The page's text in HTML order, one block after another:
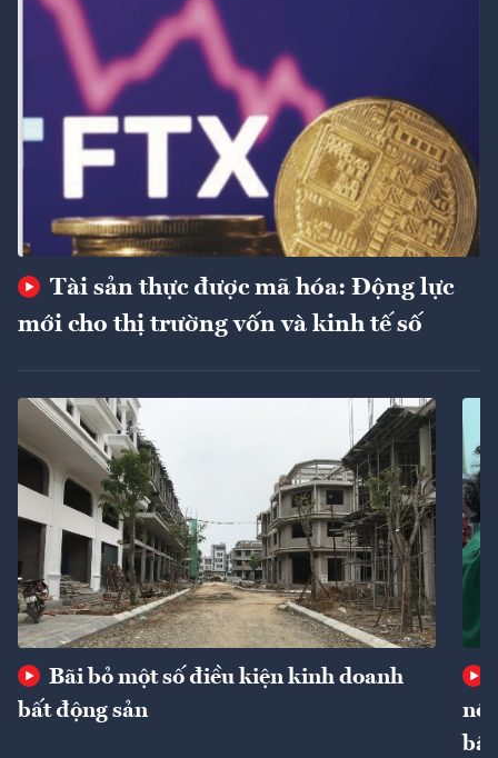
Tài sản thực được mã hóa: Động lực
mới cho thị trường vốn và kinh tế số
Bãi bỏ một số điều kiện kinh doanh
bất động sản